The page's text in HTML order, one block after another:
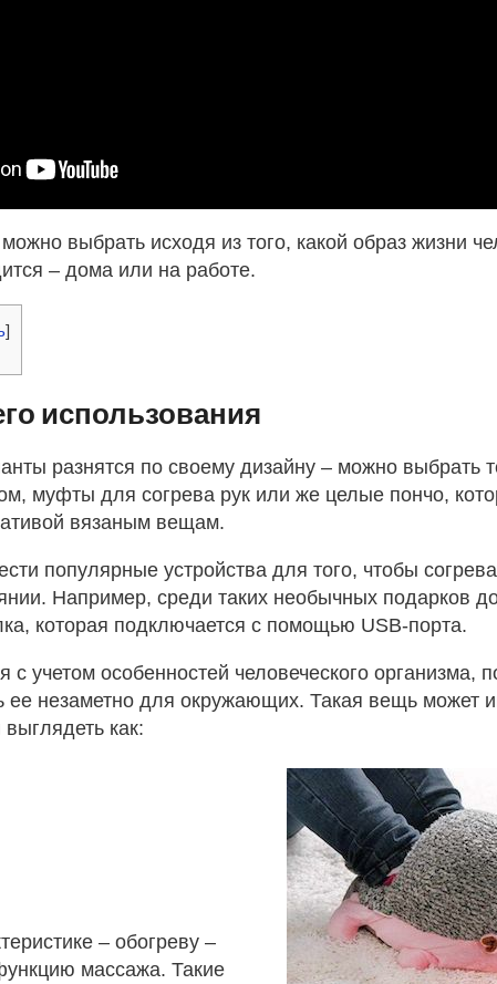
выбрать исходя из того, какой образ жизни
– дома или на работе.
]
использования
разнятся по своему дизайну – можно выбрать
муфты для согрева рук или же целые пончо,
вязаным вещам.
популярные устройства для того, чтобы
Например, среди таких необычных подарков
которая подключается с помощью USB-порта.
с учетом особенностей человеческого организма,
ее незаметно для окружающих. Такая вещь может
как:
– обогреву –
массажа. Такие